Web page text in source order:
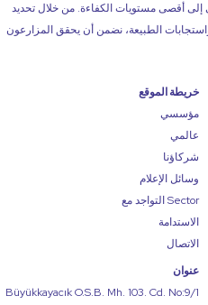
أقصى مستويات الكفاءة. من خلال تحديد
الطبيعة، نضمن أن يحقق المزارعون
خريطة الموقع
مؤسسي
عالمي
شركاؤنا
وسائل الإعلام
التواجد مع Sector
الاستدامة
الاتصال
عنوان
Büyükkayacık O.S.B. Mh. 103. Cd. No:9/1